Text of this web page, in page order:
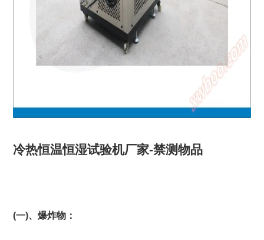
冷热恒温恒湿试验机厂家-禁测物品
(一)、爆炸物：